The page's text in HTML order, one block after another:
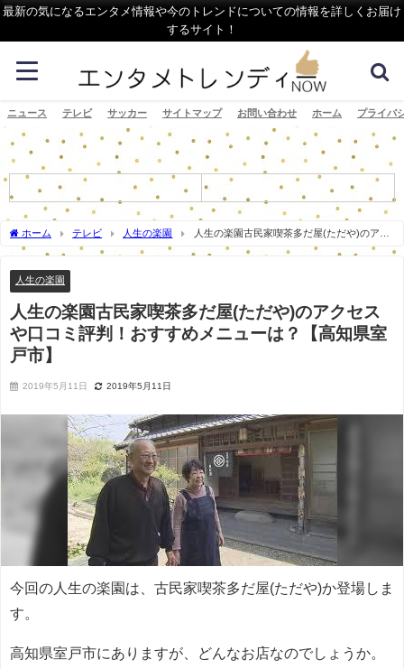
最新の気になるエンタメ情報や今のトレンドについての情報を詳しくお届け
するサイト！
ニュース テレビ サッカー サイトマップ お問い合わせ ホーム プライバ
ホーム テレビ 人生の楽園
人生の楽園古民家喫茶多だ屋(ただや)のアク
セスや口コミ評判！おすすめメニューは？【高知県室戸市】
人生の楽園
人生の楽園古民家喫茶多だ屋(ただや)のアクセス
や口コミ評判！おすすめメニューは？【高知県室
戸市】
2019年5月11日 2019年5月11日
今回の人生の楽園は、古民家喫茶多だ屋(ただや)か登場しま
す。
高知県室戸市にありますが、どんなお店なのでしょうか。